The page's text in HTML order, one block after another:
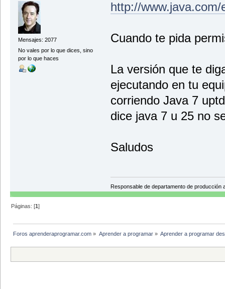
Mensajes: 2077
No vales por lo que dices, sino
por lo que haces
http://
Cuando te pida
La versión que te
ejecutando en tu
corriendo Java 7
dice java 7 u 25 no
Saludos
Responsable de departamento de producción
Páginas: [1]
Foros aprenderaprogramar.com » Aprender a programar» Aprender a programar